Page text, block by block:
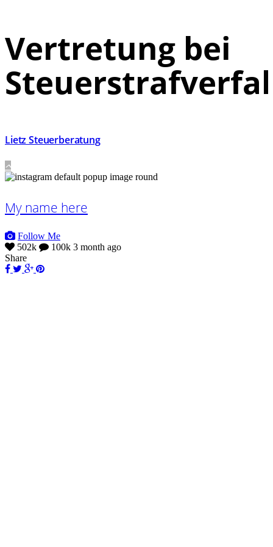
Vertretung bei
Lietz Steuerberatung
My name here
Follow Me
502k
100k 3 month ago
Share